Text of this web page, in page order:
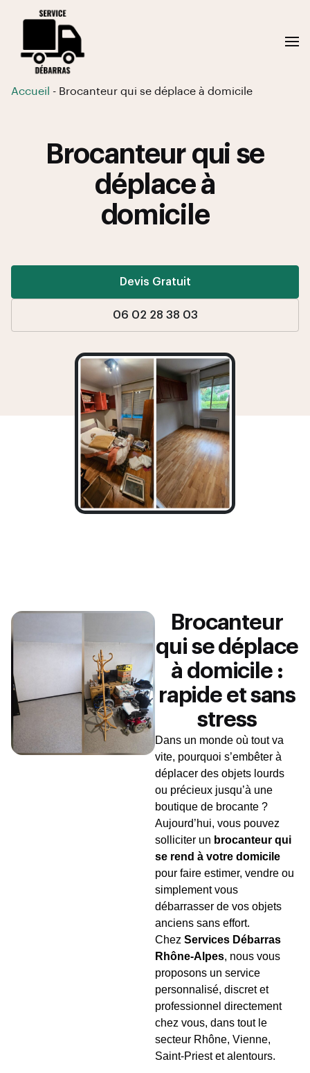
Accueil - Brocanteur qui se déplace à domicile
Brocanteur qui se
déplace à
domicile
Devis Gratuit
06 02 28 38 03
Brocanteur
qui se déplace
à domicile :
rapide et sans
stress
Dans un monde où tout va
vite, pourquoi s’embêter à
déplacer des objets lourds
ou précieux jusqu’à une
boutique de brocante ?
Aujourd’hui, vous pouvez
solliciter un brocanteur qui
se rend à votre domicile
pour faire estimer, vendre ou
simplement vous
débarrasser de vos objets
anciens sans effort.
Chez Services Débarras
Rhône-Alpes, nous vous
proposons un service
personnalisé, discret et
professionnel directement
chez vous, dans tout le
secteur Rhône, Vienne,
Saint-Priest et alentours.